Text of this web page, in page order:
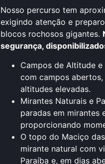
Nosso percurso tem
exigindo atenção e
blocos rochosos gigantes.
segurança,
Campos de Altitude
com campos
altitudes elevadas.
Mirantes Naturais e
paradas em mirantes
proporcionando
O topo do Maciço
mirante natural com
Paraíba e, em dias